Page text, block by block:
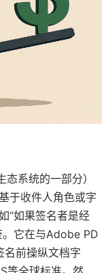
系统的一部分）
于收件人角色或字
“如果签名者是经
。它在与Adobe PD
名前操纵文档字